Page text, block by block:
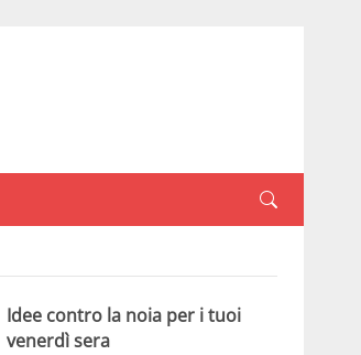
Idee contro la noia per i tuoi
venerdì sera